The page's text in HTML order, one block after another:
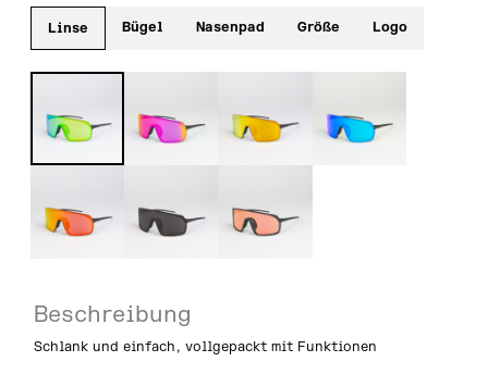
Linse Bügel Nasenpad Größe Logo
Beschreibung
Schlank und einfach, vollgepackt mit Funktionen